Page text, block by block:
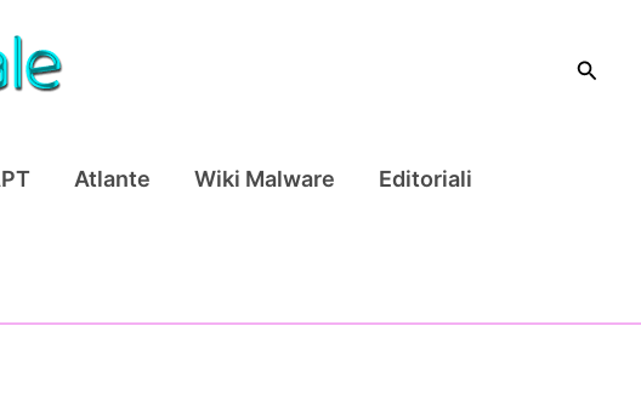
Cerca
Atlante Wiki Malware Editoriali